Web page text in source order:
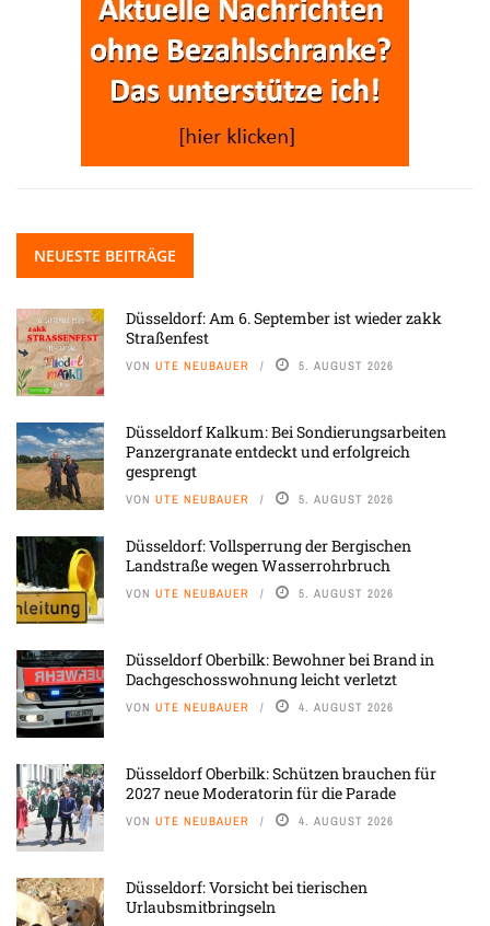
NEUESTE BEITRÄGE
Düsseldorf: Am 6. September ist wieder zakk
Straßenfest
VON UTE NEUBAUER 5. AUGUST 2026
Düsseldorf Kalkum: Bei Sondierungsarbeiten
Panzergranate entdeckt und erfolgreich
gesprengt
VON UTE NEUBAUER 5. AUGUST 2026
Düsseldorf: Vollsperrung der Bergischen
Landstraße wegen Wasserrohrbruch
VON UTE NEUBAUER 5. AUGUST 2026
Düsseldorf Oberbilk: Bewohner bei Brand in
Dachgeschosswohnung leicht verletzt
VON UTE NEUBAUER 4. AUGUST 2026
Düsseldorf Oberbilk: Schützen brauchen für
2027 neue Moderatorin für die Parade
VON UTE NEUBAUER 4. AUGUST 2026
Düsseldorf: Vorsicht bei tierischen
Urlaubsmitbringseln